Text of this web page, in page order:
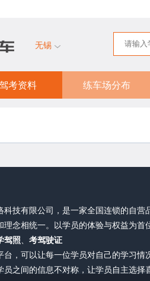
无锡
考资料 练车场分布
科技有限公司，是一家全国连锁的自
理念相统一。以学员的体验与权益为
驾照、 考驾驶证
台，可以让每一位学员对自己的学习
员之间的信息不对称，让学员自主选